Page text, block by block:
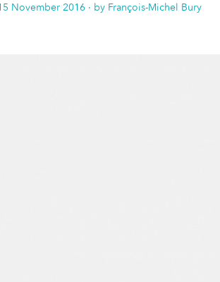
November 2016· by François-Michel Bury